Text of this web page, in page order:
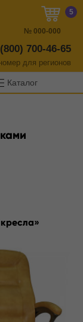
700-46-65
для регионов
5
№ 000-000
Каталог